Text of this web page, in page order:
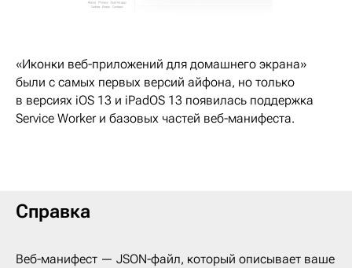
«Иконки веб-приложений для домашнего экрана»
были с самых первых версий айфона, но только
в версиях iOS 13 и iPadOS 13 появилась поддержка
Service Worker и базовых частей веб-манифеста.
Справка
Веб-манифест — JSON-файл, который описывает ваше